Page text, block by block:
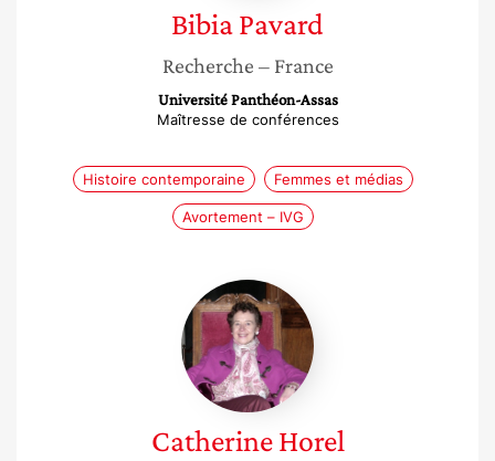
BibiaPavard
Recherche – France
Université Panthéon-Assas
Maîtresse de conférences
Histoire contemporaine Femmes et médias
Avortement – IVG
Catherine
Horel
Catherine Horel